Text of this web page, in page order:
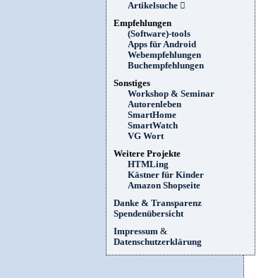
Artikelsuche 
Empfehlungen
(Software)-tools
Apps für Android
Webempfehlungen
Buchempfehlungen
Sonstiges
Workshop & Seminar
Autorenleben
SmartHome
SmartWatch
VG Wort
Weitere Projekte
HTMLing
Kästner für Kinder
Amazon Shopseite
Danke & Transparenz
Spendenübersicht
Impressum &
Datenschutzerklärung